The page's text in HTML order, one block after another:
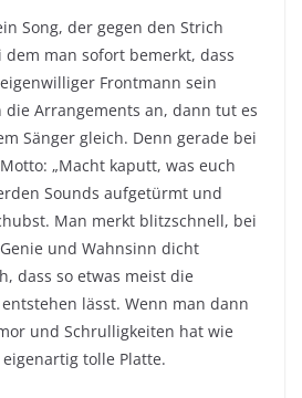
Song, der gegen den Strich
man sofort bemerkt, dass
Frontmann sein
Arrangements an, dann tut es
Sänger gleich. Denn gerade bei
„Macht kaputt, was euch
Sounds aufgetürmt und
Man merkt blitzschnell, bei
und Wahnsinn dicht
dass so etwas meist die
lässt. Wenn man dann
und Schrulligkeiten hat wie
tolle Platte.